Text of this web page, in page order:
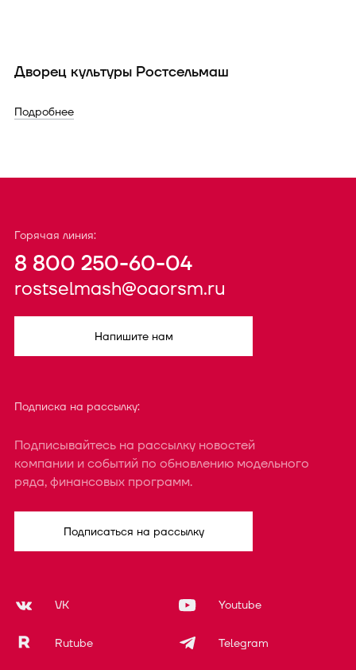
Дворец культуры Ростсельмаш
Подробнее
Горячая линия:
8 800 250-60-04
rostselmash@oaorsm.ru
Напишите нам
Подписка на рассылку:
Подписывайтесь на рассылку новостей
компании и событий по обновлению модельного
ряда, финансовых программ.
Подписаться на рассылку
VK Youtube
Rutube Telegram